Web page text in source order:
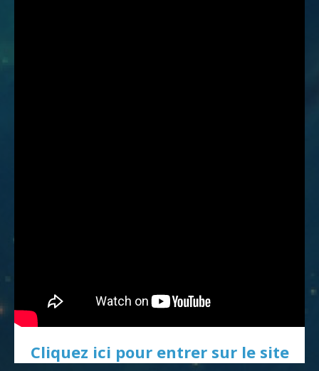
Cliquez ici pour entrer sur le site